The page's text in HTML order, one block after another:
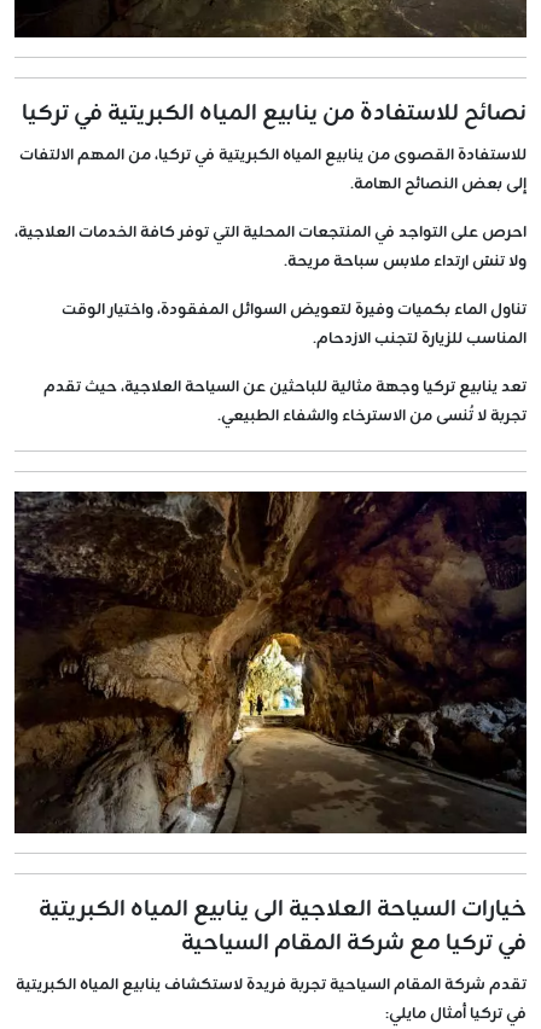
نصائح للاستفادة من ينابيع المياه الكبريتية في تركيا
للاستفادة القصوى من ينابيع المياه الكبريتية في تركيا، من المهم الالتفات
إلى بعض النصائح الهامة.
احرص على التواجد في المنتجعات المحلية التي توفر كافة الخدمات العلاجية،
ولا تنسَ ارتداء ملابس سباحة مريحة.
تناول الماء بكميات وفيرة لتعويض السوائل المفقودة، واختيار الوقت
المناسب للزيارة لتجنب الازدحام.
تعد ينابيع تركيا وجهة مثالية للباحثين عن السياحة العلاجية، حيث تقدم
تجربة لا تُنسى من الاسترخاء والشفاء الطبيعي.
خيارات السياحة العلاجية الى ينابيع المياه الكبريتية
في تركيا مع شركة المقام السياحية
تقدم شركة المقام السياحية تجربة فريدة لاستكشاف ينابيع المياه الكبريتية
في تركيا أمثال مايلي: